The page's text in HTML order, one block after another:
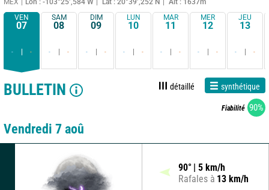
MEX Lon : -103°25’,584 W Lat : 20°39’,252 N
Alt : 1637m
VEN
07
- -
SAM
08
- -
DIM
09
- -
LUN
10
- -
MAR
11
- -
MER
12
- -
JEU
13
- -
BULLETIN détaillé synthétique
Fiabilité 90%
Vendredi 7 aoû
90° 5 km/h
Rafales à 13 km/h